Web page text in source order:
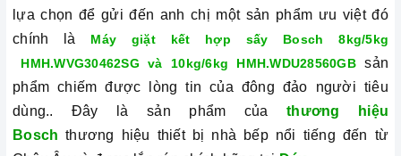
lựa chọn để gửi đến anh chị một sản phẩm ưu việt đó
chính là Máy giặt kết hợp sấy Bosch 8kg/5kg
HMH.WVG30462SG và 10kg/6kg HMH.WDU28560GB sản
phẩm chiếm được lòng tin của đông đảo người tiêu
dùng.. Đây là sản phẩm củathương hiệu
Bosch thương hiệu thiết bị nhà bếp nổi tiếng đến từ